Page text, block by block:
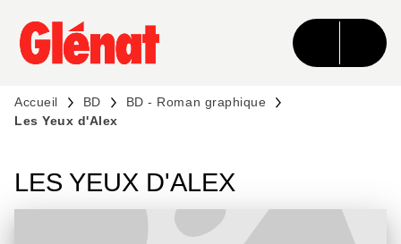
MENU RECHERCHE CONTENU
PIED DE PAGE
Accueil BD
BD - Roman graphique
Les Yeux d'Alex
LES YEUX D'ALEX